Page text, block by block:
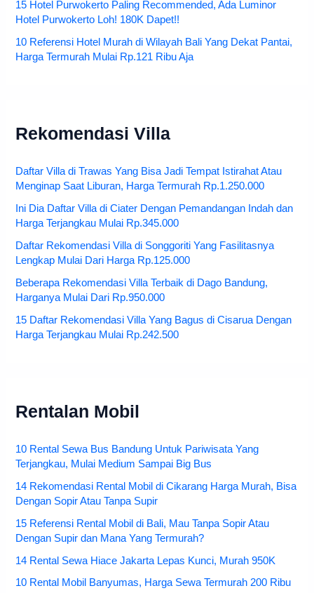
15 Hotel Purwokerto Paling Recommended, Ada Luminor
Hotel Purwokerto Loh! 180K Dapet!!
10 Referensi Hotel Murah di Wilayah Bali Yang Dekat Pantai,
Harga Termurah Mulai Rp.121 Ribu Aja
Rekomendasi Villa
Daftar Villa di Trawas Yang Bisa Jadi Tempat Istirahat Atau
Menginap Saat Liburan, Harga Termurah Rp.1.250.000
Ini Dia Daftar Villa di Ciater Dengan Pemandangan Indah dan
Harga Terjangkau Mulai Rp.345.000
Daftar Rekomendasi Villa di Songgoriti Yang Fasilitasnya
Lengkap Mulai Dari Harga Rp.125.000
Beberapa Rekomendasi Villa Terbaik di Dago Bandung,
Harganya Mulai Dari Rp.950.000
15 Daftar Rekomendasi Villa Yang Bagus di Cisarua Dengan
Harga Terjangkau Mulai Rp.242.500
Rentalan Mobil
10 Rental Sewa Bus Bandung Untuk Pariwisata Yang
Terjangkau, Mulai Medium Sampai Big Bus
14 Rekomendasi Rental Mobil di Cikarang Harga Murah, Bisa
Dengan Sopir Atau Tanpa Supir
15 Referensi Rental Mobil di Bali, Mau Tanpa Sopir Atau
Dengan Supir dan Mana Yang Termurah?
14 Rental Sewa Hiace Jakarta Lepas Kunci, Murah 950K
10 Rental Mobil Banyumas, Harga Sewa Termurah 200 Ribu